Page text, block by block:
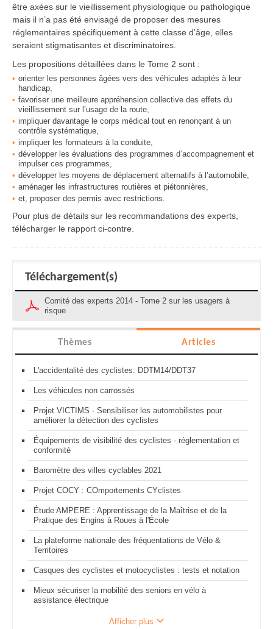
être axées sur le vieillissement physiologique ou pathologique
mais il n’a pas été envisagé de proposer des mesures
réglementaires spécifiquement à cette classe d’âge, elles
seraient stigmatisantes et discriminatoires.
Les propositions détaillées dans le Tome 2 sont :
orienter les personnes âgées vers des véhicules adaptés à leur
handicap,
favoriser une meilleure appréhension collective des effets du
vieillissement sur l’usage de la route,
impliquer davantage le corps médical tout en renonçant à un
contrôle systématique,
impliquer les formateurs à la conduite,
développer les évaluations des programmes d’accompagnement et
impulser ces programmes,
développer les moyens de déplacement alternatifs à l’automobile,
aménager les infrastructures routières et piétonnières,
et, proposer des permis avec restrictions.
Pour plus de détails sur les recommandations des experts,
télécharger le rapport ci-contre.
Téléchargement(s)
Comité des experts 2014 - Tome 2 sur les usagers à
risque
Thèmes Articles
L'accidentalité des cyclistes: DDTM14/DDT37
Les véhicules non carrossés
Projet VICTIMS - Sensibiliser les automobilistes pour
améliorer la détection des cyclistes
Équipements de visibilité des cyclistes - réglementation et
conformité
Baromètre des villes cyclables 2021
Projet COCY : COmportements CYclistes
Étude AMPERE : Apprentissage de la Maîtrise et de la
Pratique des Engins à Roues à l'École
La plateforme nationale des fréquentations de Vélo &
Territoires
Casques des cyclistes et motocyclistes : tests et notation
Mieux sécuriser la mobilité des seniors en vélo à
assistance électrique
Afficher plus